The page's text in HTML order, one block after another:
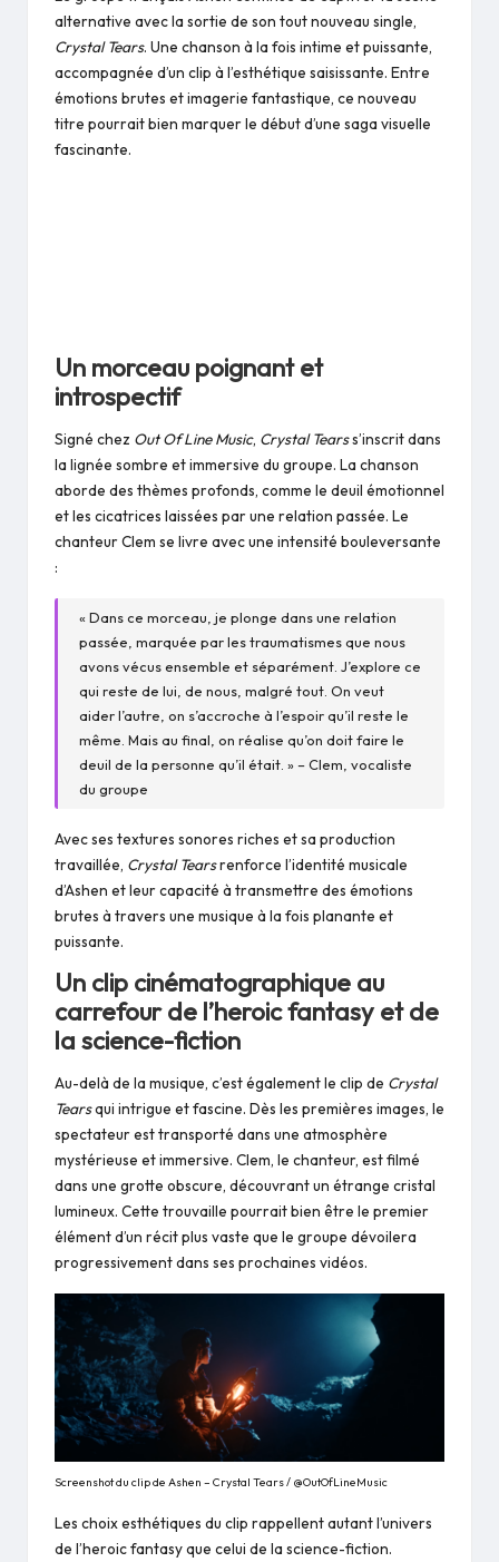
alternative avec la sortie de son tout nouveau single,
Crystal Tears. Une chanson à la fois intime et puissante,
accompagnée d’un clip à l’esthétique saisissante. Entre
émotions brutes et imagerie fantastique, ce nouveau
titre pourrait bien marquer le début d’une saga visuelle
fascinante.
Un morceau poignant et
introspectif
Signé chez Out Of Line Music, Crystal Tearss’inscrit dans
la lignée sombre et immersive du groupe. La chanson
aborde des thèmes profonds, comme le deuil émotionnel
et les cicatrices laissées par une relation passée. Le
chanteur Clem se livre avec une intensité bouleversante
:
« Dans ce morceau, je plonge dans une relation
passée, marquée par les traumatismes que nous
avons vécus ensemble et séparément. J’explore ce
qui reste de lui, de nous, malgré tout. On veut
aider l’autre, on s’accroche à l’espoir qu’il reste le
même. Mais au final, on réalise qu’on doit faire le
deuil de la personne qu’il était. » – Clem, vocaliste
du groupe
Avec ses textures sonores riches et sa production
travaillée, Crystal Tearsrenforce l’identité musicale
d’Ashen et leur capacité à transmettre des émotions
brutes à travers une musique à la fois planante et
puissante.
Un clip cinématographique au
carrefour de l’heroic fantasy et de
la science-fiction
Au-delà de la musique, c’est également le clip de Crystal
Tearsqui intrigue et fascine. Dès les premières images, le
spectateur est transporté dans une atmosphère
mystérieuse et immersive. Clem, le chanteur, est filmé
dans une grotte obscure, découvrant un étrange cristal
lumineux. Cette trouvaille pourrait bien être le premier
élément d’un récit plus vaste que le groupe dévoilera
progressivement dans ses prochaines vidéos.
Screenshot du clip de Ashen – Crystal Tears / @OutOfLineMusic
Les choix esthétiques du clip rappellent autant l’univers
de l’heroic fantasy que celui de la science-fiction.